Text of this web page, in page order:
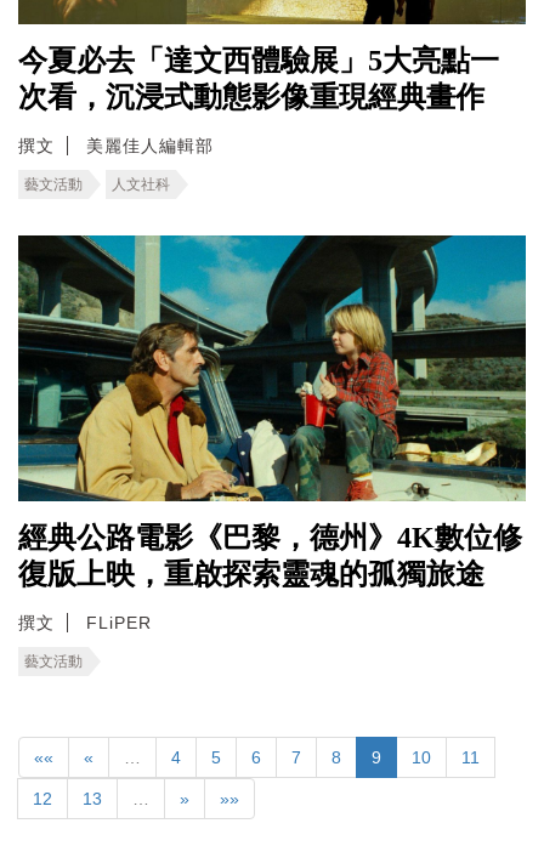
今夏必去「達文西體驗展」5大亮點一
次看，沉浸式動態影像重現經典畫作
撰文 美麗佳人編輯部
藝文活動 人文社科
經典公路電影《巴黎，德州》4K數位修
復版上映，重啟探索靈魂的孤獨旅途
撰文 FLiPER
藝文活動
«« « 4 5 6 7 8 9 10 11
12 13 » »»